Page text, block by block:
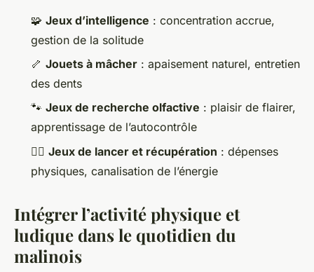
🧩 Jeux d’intelligence : concentration accrue,
gestion de la solitude
🦴 Jouets à mâcher : apaisement naturel, entretien
des dents
🐾 Jeux de recherche olfactive : plaisir de flairer,
apprentissage de l’autocontrôle
🏃‍♂️ Jeux de lancer et récupération : dépenses
physiques, canalisation de l’énergie
Intégrer l’activité physique et
ludique dans le quotidien du
malinois